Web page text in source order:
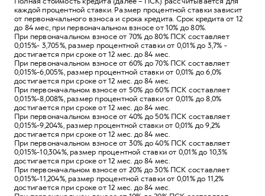
каждой процентной ставки. Размер процентной ставки зависит
от первоначального взноса и срока кредита. Срок кредита от 12
до 84 мес, при первоначальном взносе от 10% до 80%.
При первоначальном взносе от 70% до 80% ПСК составляет
0,015%- 3,705%, размер процентной ставки от 0,01% до 3,7% -
достигается при сроке от 12 мес. до 84 мес.
При первоначальном взносе от 60% до 70% ПСК составляет
0,015%-6,005%, размер процентной ставки от 0,01% до 6,0%
достигается при сроке от 12 мес. до 84 мес.
При первоначальном взносе от 50% до 60% ПСК составляет
0,015%-8,008%, размер процентной ставки от 0,01% до 8,0%
достигается при сроке от 12 мес. до 84 мес.
При первоначальном взносе от 40% до 50% ПСК составляет
0,015%-9,204%, размер процентной ставки от 0,01% до 9,2%
достигается при сроке от 12 мес. до 84 мес.
При первоначальном взносе от 30% до 40% ПСК составляет
0,015%-10,304%, размер процентной ставки от 0,01% до 10,3%
достигается при сроке от 12 мес. до 84 мес.
При первоначальном взносе от 20% до 30% ПСК составляет
0,015%-11,204%, размер процентной ставки от 0,01% до 11,2%
достигается при сроке от 12 мес. до 84 мес.